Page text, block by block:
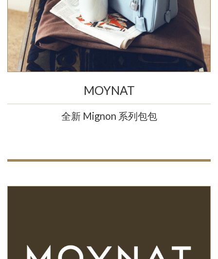
MOYNAT
全新 Mignon 系列包包